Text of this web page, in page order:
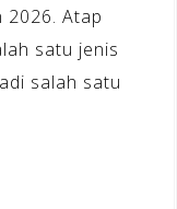
2026. Atap
satu jenis
salah satu